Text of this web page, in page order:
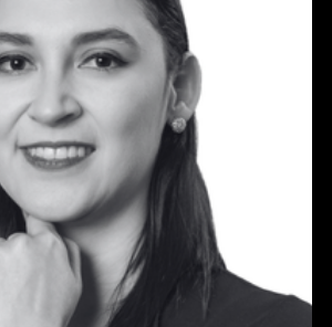
José Giraldo Clavijo
Giraldo Clavijo es una profesional en
e Ingeniería Industrial,
12 años de experiencia en finanzas
gestión patrimonial y dirección
administrativa.